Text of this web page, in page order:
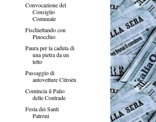
Convocazione del
Consiglio
Comunale
Fischiettando con
Pinocchio
Paura per la caduta di
una pietra da un
tetto
Passaggio di
autovetture Citroën
Comincia il Palio
delle Contrade
Festa dei Santi
Patroni